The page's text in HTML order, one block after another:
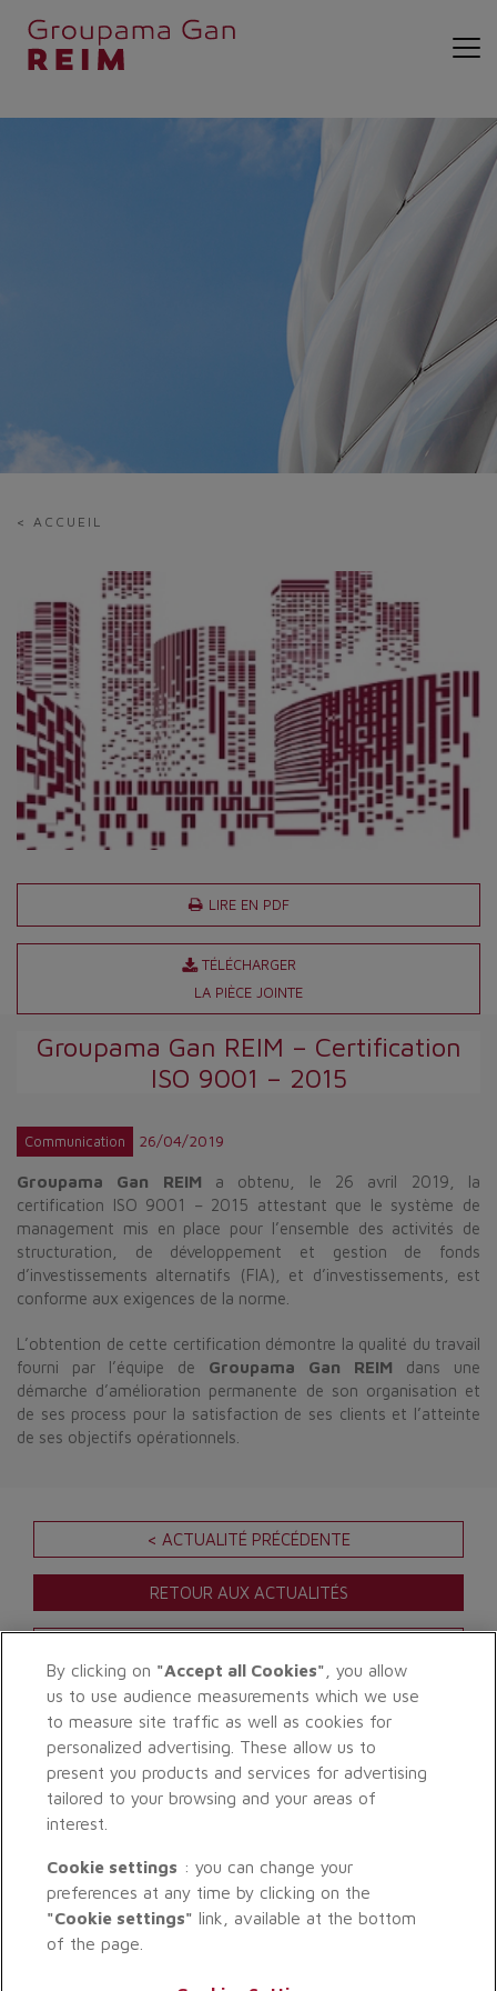
< ACCUEIL
LIRE EN PDF
TÉLÉCHARGER
LA PIÈCE JOINTE
Groupama Gan REIM – Certification
ISO 9001 – 2015
Communication 26/04/2019
Groupama Gan REIM a obtenu, le 26 avril 2019, la
certification ISO 9001 – 2015 attestant que le système de
management mis en place pour l’ensemble des activités de
structuration, de développement et gestion de fonds
d’investissements alternatifs (FIA), et d’investissements, est
conforme aux exigences de la norme.
L’obtention de cette certification démontre la qualité du travail
fourni par l’équipe de Groupama Gan REIM dans une
démarche d’amélioration permanente de son organisation et
de ses process pour la satisfaction de ses clients et l’atteinte
de ses objectifs opérationnels.
< ACTUALITÉ PRÉCÉDENTE
RETOUR AUX ACTUALITÉS
By clicking on "Accept all Cookies" , you allow
us to use audience measurements which we use
to measure site traffic as well as cookies for
personalized advertising. These allow us to
present you products and services for advertising
tailored to your browsing and your areas of
interest.
Cookie settings : you can change your
preferences at any time by clicking on the
"Cookie settings" link, available at the bottom
of the page.